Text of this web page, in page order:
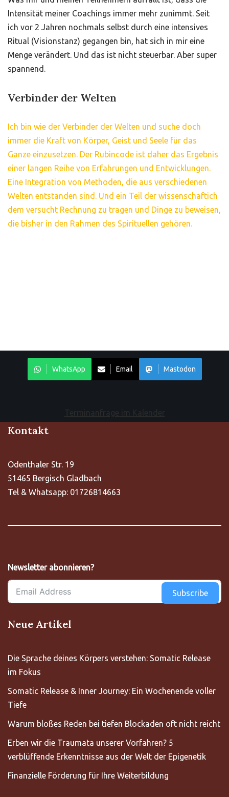
Intensität meiner Coachings immer mehr zunimmt. Seit
ich vor 2 Jahren nochmals selbst durch eine intensives
Ritual (Visionstanz) gegangen bin, hat sich in mir eine
Menge verändert. Und das ist nicht steuerbar. Aber super
spannend.
Verbinder der Welten
Ich bin wie der Verbinder der Welten und suche doch
immer die Kraft von Körper, Geist und Seele für das
Ganze einzusetzen. Der Rubincode ist daher das Ergebnis
einer langen Reihe von Erfahrungen und Entwicklungen.
Eine Integration von Methoden, die aus verschiedenen
Welten entstanden sind. Und ein Teil der wissenschaftich
dem versucht Rechnung zu tragen und Dinge zu beweisen,
die bisher in den Rahmen des Spirituellen gehören.
WhatsApp Email Mastodon
Terminanfrage im Kalender
Kontakt
Odenthaler Str. 19
51465 Bergisch Gladbach
Tel & Whatsapp: 01726814663
Newsletter abonnieren?
Subscribe
Neue Artikel
Die Sprache deines Körpers verstehen: Somatic Release
im Fokus
Somatic Release & Inner Journey: Ein Wochenende voller
Tiefe
Warum bloßes Reden bei tiefen Blockaden oft nicht reicht
Erben wir die Traumata unserer Vorfahren? 5
verblüffende Erkenntnisse aus der Welt der Epigenetik
Finanzielle Förderung für Ihre Weiterbildung